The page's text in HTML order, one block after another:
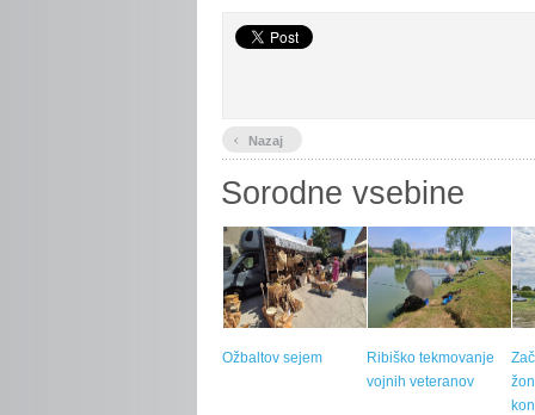
‹ Nazaj
Sorodne vsebine
Ožbaltov sejem
Ribiško tekmovanje
vojnih veteranov